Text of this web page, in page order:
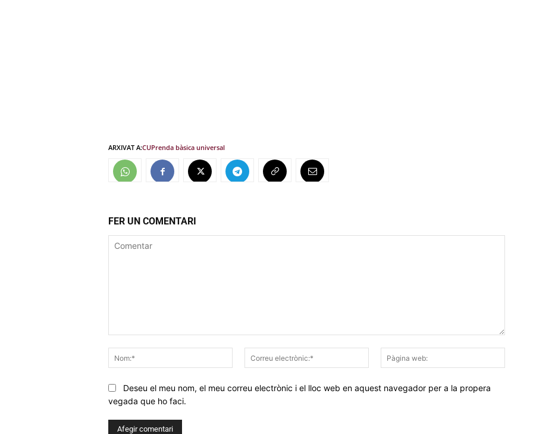
ARXIVAT A:CUPrenda bàsica universal
FER UN COMENTARI
Nom:*
Correu
electrònic:*
web:
Deseu el meu nom, el meu correu electrònic i el lloc web en aquest navegador per a la propera
vegada que ho faci.